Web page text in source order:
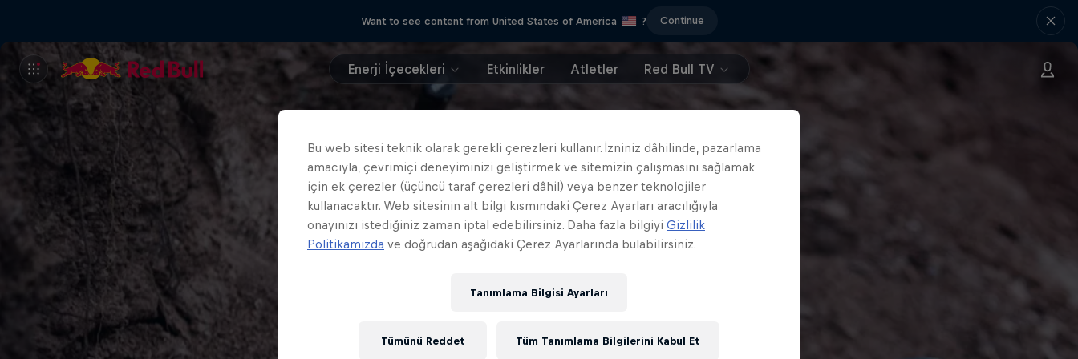
Want to see content from United States of America ? Continue
Enerji İçecekleri Etkinlikler Atletler Red Bull TV
Bu web sitesi teknik olarak gerekli çerezleri kullanır. İzniniz dâhilinde, pazarlama
amacıyla, çevrimiçi deneyiminizi geliştirmek ve sitemizin çalışmasını sağlamak
için ek çerezler (üçüncü taraf çerezleri dâhil) veya benzer teknolojiler
kullanacaktır. Web sitesinin alt bilgi kısmındaki Çerez Ayarları aracılığıyla
onayınızı istediğiniz zaman iptal edebilirsiniz. Daha fazla bilgiyi Gizlilik
Politikamızda ve doğrudan aşağıdaki Çerez Ayarlarında bulabilirsiniz.
Tanımlama Bilgisi Ayarları
Tümünü Reddet Tüm Tanımlama Bilgilerini Kabul Et